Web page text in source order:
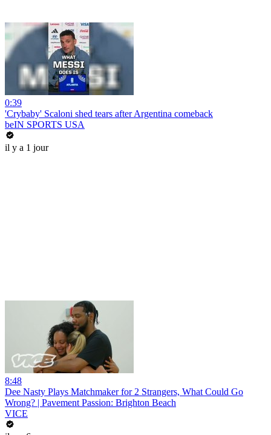
0:39
'Crybaby' Scaloni shed tears after Argentina comeback
beIN SPORTS USA
il y a 1 jour
8:48
Dee Nasty Plays Matchmaker for 2 Strangers, What Could Go
Wrong? | Pavement Passion: Brighton Beach
VICE